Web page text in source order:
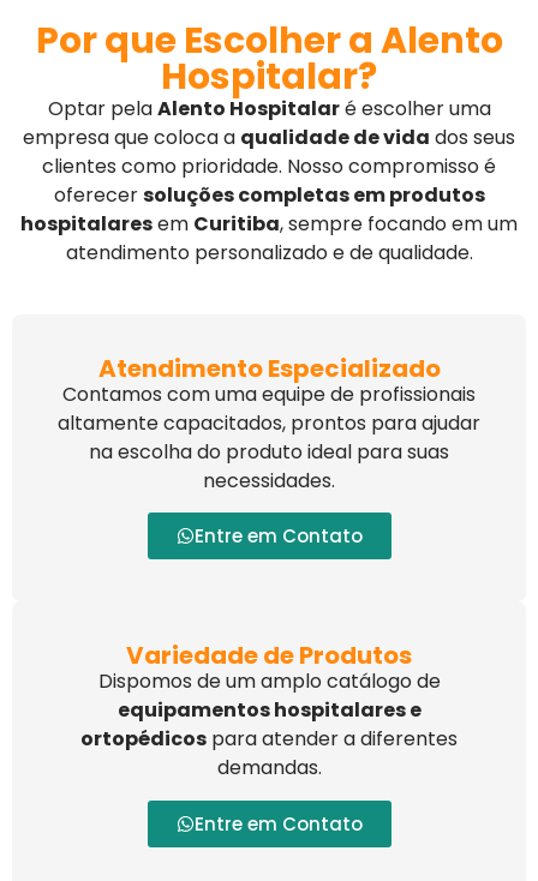
Por que Escolher a Alento
Hospitalar?
Optar pelaAlento Hospitalaré escolher uma
empresa que coloca a qualidade de vida dos seus
clientes como prioridade. Nosso compromisso é
oferecersoluções completas em produtos
hospitalaresem Curitiba, sempre focando em um
atendimento personalizado e de qualidade.
Atendimento Especializado
Contamos com uma equipe de profissionais
altamente capacitados, prontos para ajudar
na escolha do produto ideal para suas
necessidades.
Entre em Contato
Variedade de Produtos
Dispomos de um amplo catálogo de
equipamentos hospitalares e
ortopédicos para atender a diferentes
demandas.
Entre em Contato